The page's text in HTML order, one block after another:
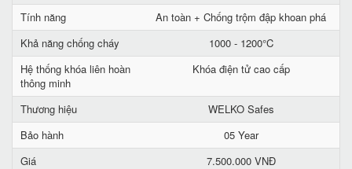
Tính năng
An toàn + Chống trộm đập khoan phá
Khả năng chống cháy
1000 - 1200°C
Hệ thống khóa liên hoàn
thông minh
Khóa điện tử cao cấp
Thương hiệu
WELKO Safes
Bảo hành
05 Year
Giá
7.500.000 VNĐ